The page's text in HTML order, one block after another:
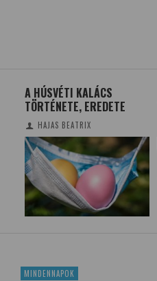
A HÚSVÉTI KALÁCS
TÖRTÉNETE, EREDETE
HAJAS BEATRIX
MINDENNAPOK